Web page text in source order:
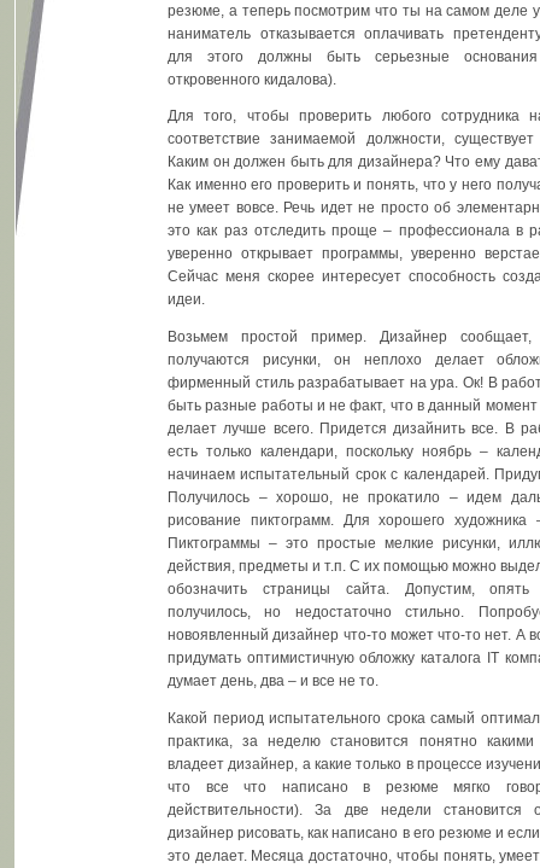
резюме, а теперь посмотрим что ты на самом деле
наниматель отказывается оплачивать
для этого должны быть серьезные
откровенного кидалова).
Для того, чтобы проверить любого сотрудника
соответствие занимаемой должности,
Каким он должен быть для дизайнера? Что ему
Как именно его проверить и понять, что у него
не умеет вовсе. Речь идет не просто об
это как раз отследить проще – профессионала в
уверенно открывает программы, уверенно
Сейчас меня скорее интересует способность
идеи.
Возьмем простой пример. Дизайнер
получаются рисунки, он неплохо делает
фирменный стиль разрабатывает на ура. Ок! В
быть разные работы и не факт, что в данный момент
делает лучше всего. Придется дизайнить все. В
есть только календари, поскольку ноябрь –
начинаем испытательный срок с календарей.
Получилось – хорошо, не прокатило – идем
рисование пиктограмм. Для хорошего
Пиктограммы – это простые мелкие рисунки,
действия, предметы и т.п. С их помощью можно
обозначить страницы сайта. Допустим,
получилось, но недостаточно стильно.
новоявленный дизайнер что-то может что-то нет. А
придумать оптимистичную обложку каталога IT
думает день, два – и все не то.
Какой период испытательного срока самый
практика, за неделю становится понятно
владеет дизайнер, а какие только в процессе
что все что написано в резюме мягко
действительности). За две недели становится
дизайнер рисовать, как написано в его резюме и
это делает. Месяца достаточно, чтобы понять,